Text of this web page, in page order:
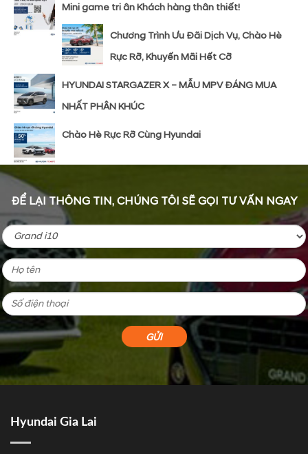
Mini game tri ân Khách hàng thân thiết!
Chương Trình Ưu Đãi Dịch Vụ, Chào Hè
Rực Rỡ, Khuyến Mãi Hết Cỡ
HYUNDAI STARGAZER X – MẪU MPV ĐÁNG MUA
NHẤT PHÂN KHÚC
Chào Hè Rực Rỡ Cùng Hyundai
ĐỂ LẠI THÔNG TIN, CHÚNG TÔI SẼ GỌI TƯ VẤN NGAY
Hyundai Gia Lai